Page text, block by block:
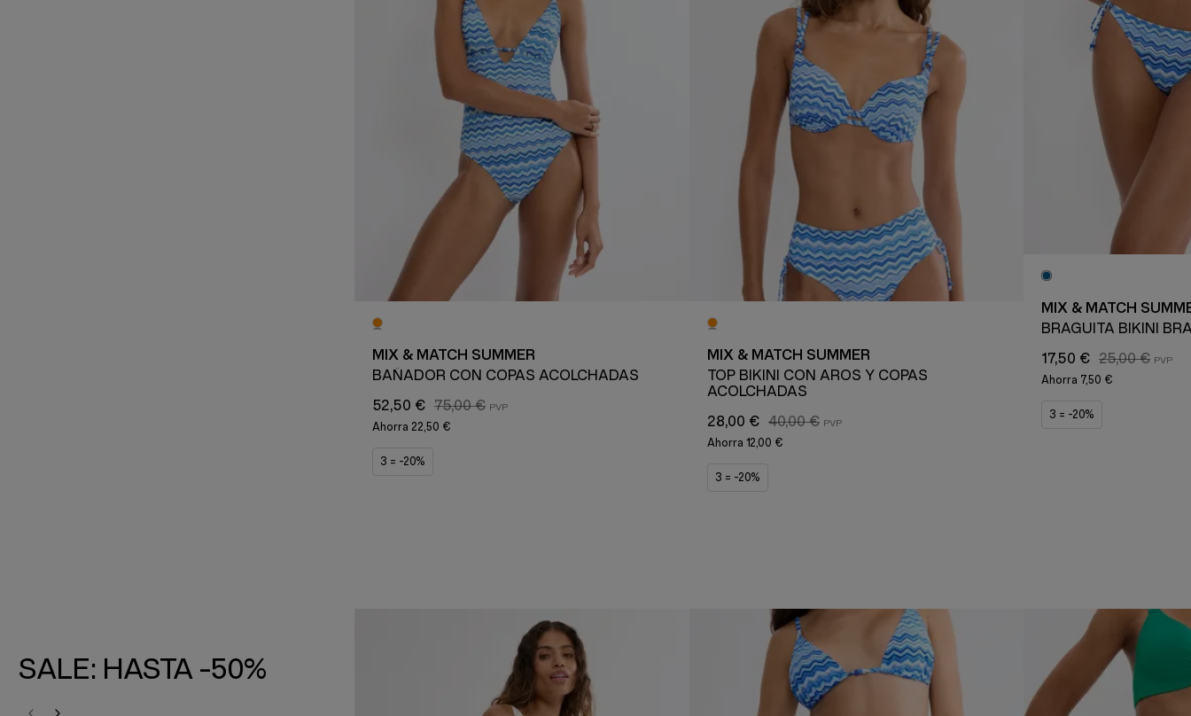
MIX & MATCH SUMMER
BAÑADOR CON COPAS ACOLCHADAS
52,50 € 75,00 €
Ahorra 22,50 €
3 = -20%
MIX & MATCH SUMMER
TOP BIKINI CON AROS Y COPAS
ACOLCHADAS
28,00 € 40,00 €
Ahorra 12,00 €
3 = -20%
MIX & MATCH
BRAGUITA BIKINI
17,50 € 25,00 €
Ahorra 7,50 €
3 = -20%
SALE: HASTA -50%